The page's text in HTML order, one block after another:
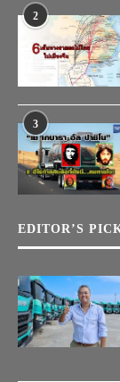
2
3
EDITOR’S